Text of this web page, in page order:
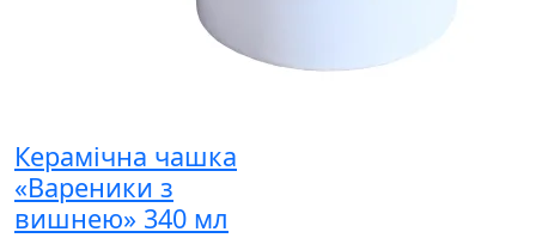
Керамічна чашка
«Вареники з
вишнею» 340 мл